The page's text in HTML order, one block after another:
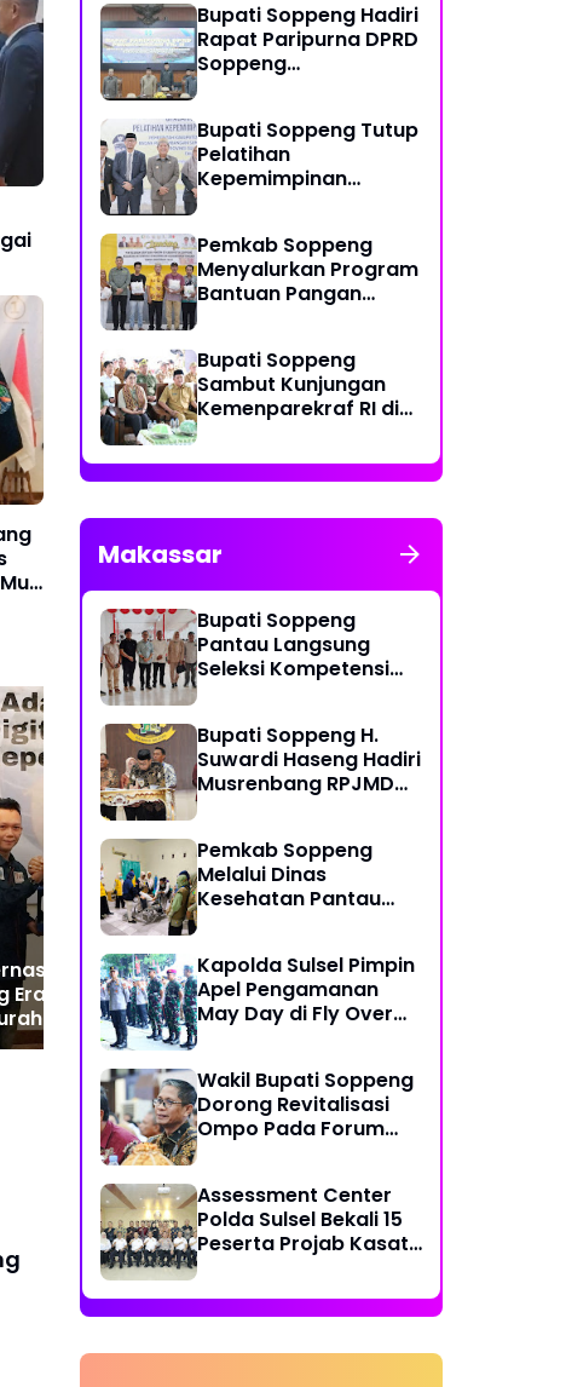
IWO 2025 Jadi
Eratkan
Jurnalis
Daerah, Brodin-
Mull Buktikan
8 Tahun
Soppeng Raih Skor SPI
Sebagai Daerah Paling
Berintegritas di Sulsel!
Bupati Soppeng Hadiri
Rapat Paripurna DPRD
Soppeng
Bupati Soppeng Tutup
Pelatihan
Kepemimpinan
Pemkab Soppeng
Menyalurkan Program
Bantuan Pangan
Bupati Soppeng
Sambut Kunjungan
Kemenparekraf RI di
Makassar
Bupati Soppeng
Pantau Langsung
Seleksi Kompetensi
Bupati Soppeng H.
Suwardi Haseng Hadiri
Musrenbang RPJMD
Pemkab Soppeng
Melalui Dinas
Kesehatan Pantau
Haji Kloter 6
Kapolda Sulsel Pimpin
Apel Pengamanan
May Day di Fly Over
Wakil Bupati Soppeng
Dorong Revitalisasi
Ompo Pada Forum
Assessment Center
Polda Sulsel Bekali 15
Peserta Projab Kasat
Utara